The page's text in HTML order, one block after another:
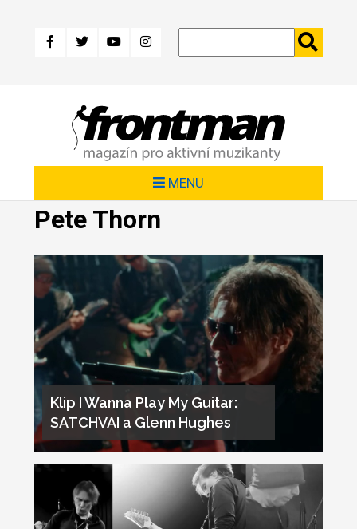
hlavnímu
MENU
Pete Thorn
Klip I Wanna Play My Guitar:
SATCHVAI a Glenn Hughes